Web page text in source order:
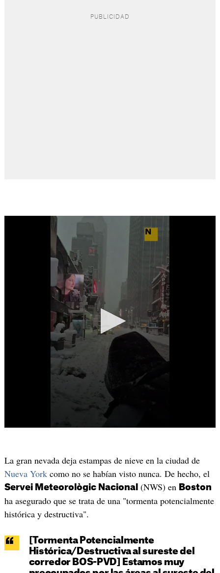
La gran nevada deja estampas de nieve en la ciudad de
Nueva Yorkcomo no se habían visto nunca. De hecho, el
Servei Meteorològic Nacional (NWS) en Boston
ha asegurado que se trata de una "tormenta potencialmente
histórica y destructiva".
[Tormenta Potencialmente
Histórica/Destructiva al sureste del
corredor BOS-PVD] Estamos muy